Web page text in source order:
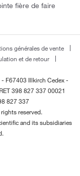
fière de faire
générales de vente
et de retour
F67403 Illkirch Cedex -
398 827 337 00021
827 337
reserved.
and its subsidiaries